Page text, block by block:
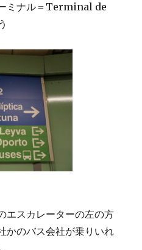
ミナル＝Terminal de
エスカレーターの左の方
かのバス会社が乗りいれ